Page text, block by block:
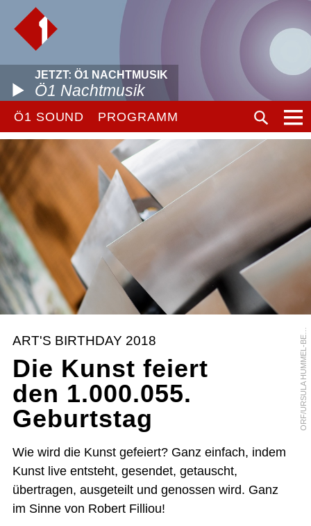
JETZT: Ö1 NACHTMUSIK
Ö1 Nachtmusik
Ö1 SOUND PROGRAMM
O
R
F
/
U
R
S
U
L
A
H
U
M
M
E
L
-
B
E
R
G
E
R
ART'S BIRTHDAY 2018
Die Kunst feiert
den 1.000.055.
Geburtstag
Wie wird die Kunst gefeiert? Ganz einfach, indem
Kunst live entsteht, gesendet, getauscht,
übertragen, ausgeteilt und genossen wird. Ganz
im Sinne von Robert Filliou!